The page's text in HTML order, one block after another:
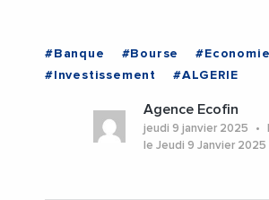
#Banque #Bourse
#Economie
#Investissement
#ALGERIE
Agence Ecofin
jeudi 9 janvier 2025
le Jeudi 9 Janvier 2025